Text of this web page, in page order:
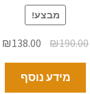
מבצע!
₪190.00
₪138.00
מידע נוסף